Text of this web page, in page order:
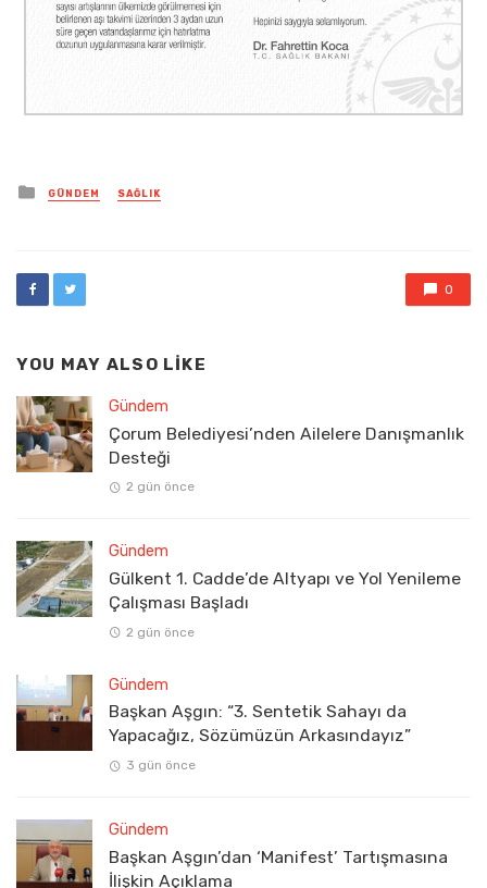
Posted
in
GÜNDEM SAĞLIK
0
YOU MAY ALSO LIKE
Gündem
Çorum Belediyesi’nden Ailelere Danışmanlık
Desteği
2 gün önce
Gündem
Gülkent 1. Cadde’de Altyapı ve Yol Yenileme
Çalışması Başladı
2 gün önce
Gündem
Başkan Aşgın: “3. Sentetik Sahayı da
Yapacağız, Sözümüzün Arkasındayız”
3 gün önce
Gündem
Başkan Aşgın’dan ‘Manifest’ Tartışmasına
İlişkin Açıklama